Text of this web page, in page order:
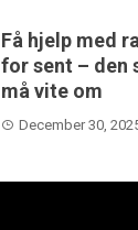
Få hjelp med
for sent – den
må vite om
December 30,